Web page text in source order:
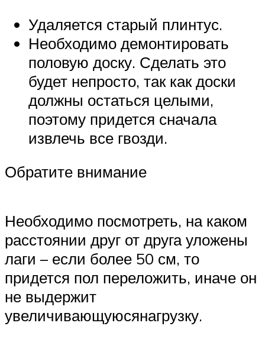
Удаляется старый плинтус.
Необходимо демонтировать
половую доску. Сделать это
будет непросто, так как доски
должны остаться целыми,
поэтому придется сначала
извлечь все гвозди.
Обратите внимание
Необходимо посмотреть, на каком
расстоянии друг от друга уложены
лаги – если более 50 см, то
придется пол переложить, иначе он
не выдержит
увеличивающуюсянагрузку.